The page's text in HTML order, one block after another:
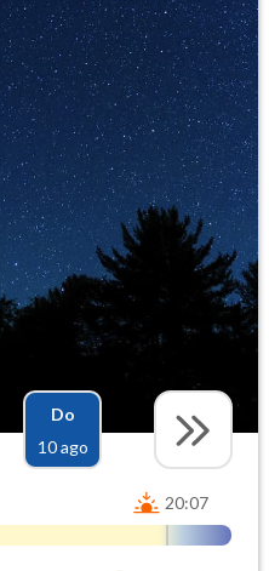
Do
10 ago
20:07